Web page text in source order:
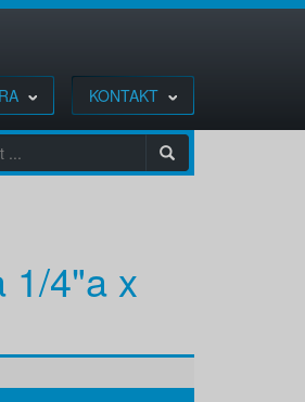
KONTAKT
1/4"a x